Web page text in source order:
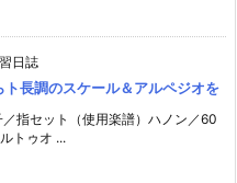
日誌
長調のスケール＆アルペジオを
指セット（使用楽譜）ハノン／60
トゥオ ...